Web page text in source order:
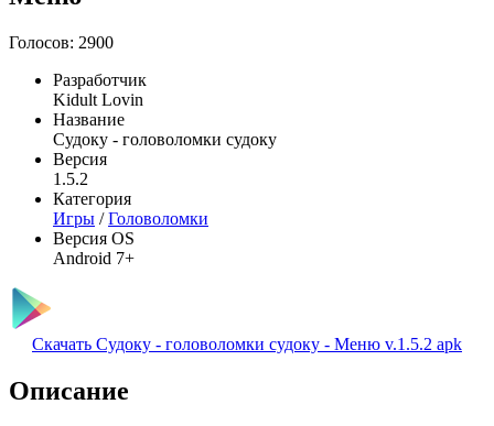
Голосов: 2900
Разработчик
Kidult Lovin
Название
Судоку - головоломки судоку
Версия
1.5.2
Категория
Игры /Головоломки
Версия OS
Android 7+
Скачать Судоку - головоломки судоку - Меню v.1.5.2 apk
Описание